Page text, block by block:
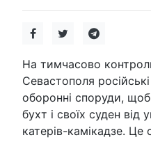
На тимчасово
Севастополя
оборонні споруди,
бухт і своїх суден від
катерів-камікадзе. Це